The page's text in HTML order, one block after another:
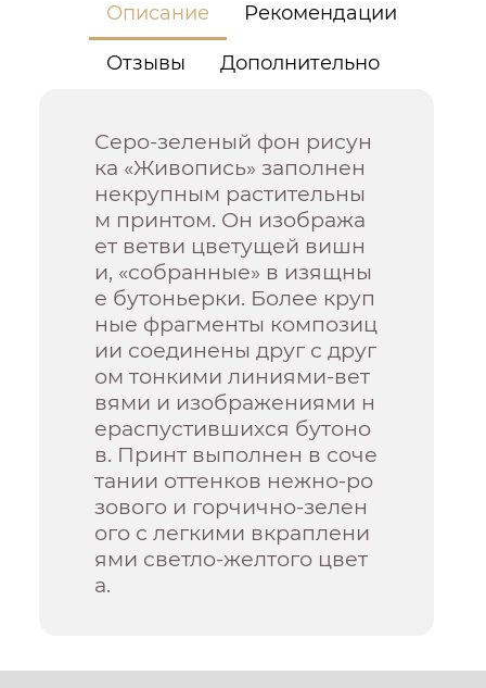
Описание Рекомендации
Отзывы Дополнительно
Серо-зеленый фон рисун
ка «Живопись» заполнен
некрупным растительны
м принтом. Он изобража
ет ветви цветущей вишн
и, «собранные» в изящны
е бутоньерки. Более круп
ные фрагменты композиц
ии соединены друг с друг
ом тонкими линиями-вет
вями и изображениями н
ераспустившихся бутоно
в. Принт выполнен в соче
тании оттенков нежно-ро
зового и горчично-зелен
ого с легкими вкраплени
ями светло-желтого цвет
а.